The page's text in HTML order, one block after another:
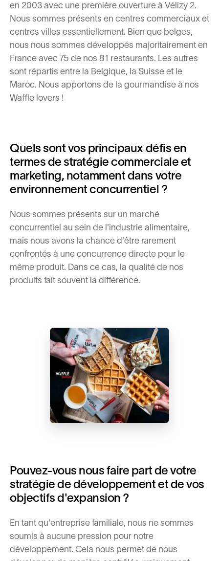
en 2003 avec une première ouverture à Vélizy 2.
Nous sommes présents en centres commerciaux et
centres villes essentiellement. Bien que belges,
nous nous sommes développés majoritairement en
France avec 75 de nos 81 restaurants. Les autres
sont répartis entre la Belgique, la Suisse et le
Maroc. Nous apportons de la gourmandise à nos
Waffle lovers !
Quels sont vos principaux défis en
termes de stratégie commerciale et
marketing, notamment dans votre
environnement concurrentiel ?
Nous sommes présents sur un marché
concurrentiel au sein de l'industrie alimentaire,
mais nous avons la chance d'être rarement
confrontés à une concurrence directe pour le
même produit. Dans ce cas, la qualité de nos
produits fait souvent la différence.
Pouvez-vous nous faire part de votre
stratégie de développement et de vos
objectifs d'expansion ?
En tant qu'entreprise familiale, nous ne sommes
soumis à aucune pression pour notre
développement. Cela nous permet de nous